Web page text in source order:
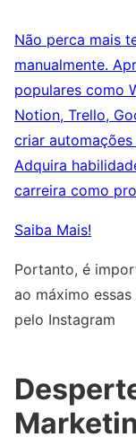
Não perca mais
manualmente.
populares como
Notion, Trello,
criar
Adquira
carreira como
Saiba Mais!
Portanto, é
ao máximo
pelo Instagram